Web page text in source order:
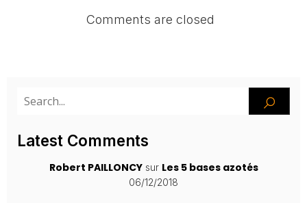
Comments are closed
Latest Comments
Robert PAILLONCYsur Les 5 bases azotés
06/12/2018